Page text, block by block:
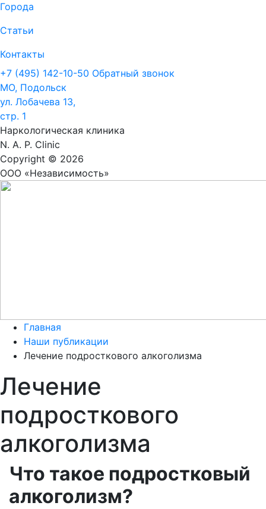
Города
Статьи
Контакты
+7 (495) 142-10-50 Обратный звонок
МО, Подольск
ул. Лобачева 13,
стр. 1
Наркологическая клиника
N. A. P. Clinic
Copyright © 2026
ООО «Независимость»
Главная
Наши публикации
Лечение подросткового алкоголизма
Лечение
подросткового
алкоголизма
Что такое подростковый
алкоголизм?